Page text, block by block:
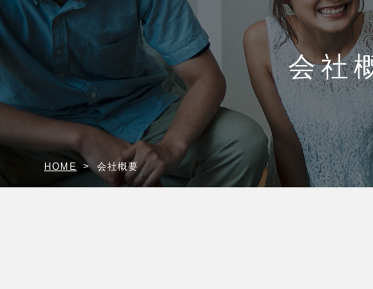
会社
HOME 会社概要